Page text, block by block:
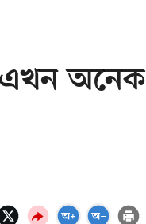
এখন অনেক